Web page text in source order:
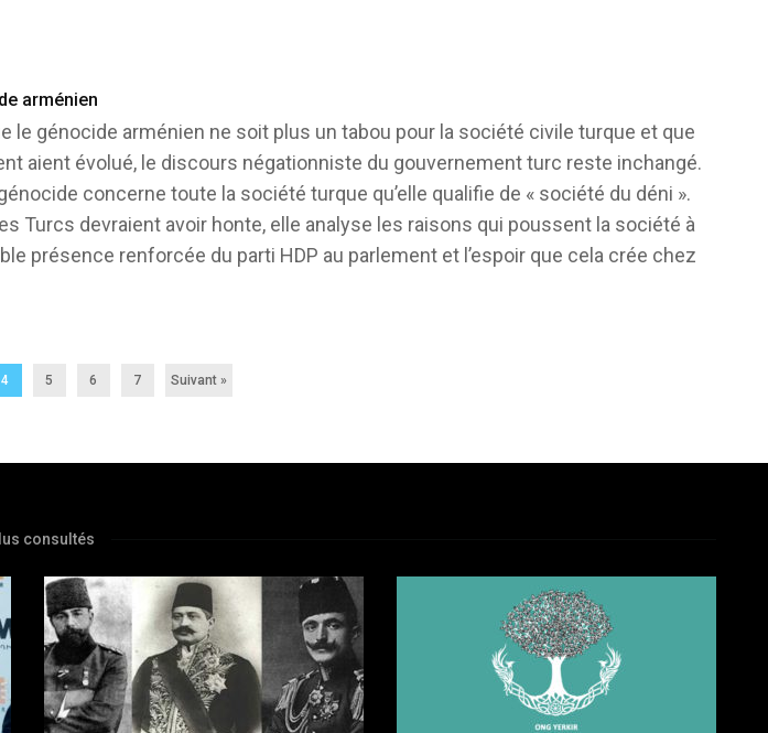
arménien
le génocide arménien ne soit plus un tabou pour la société civile turque et que
aient évolué, le discours négationniste du gouvernement turc reste inchangé.
concerne toute la société turque qu’elle qualifie de « société du déni ».
Turcs devraient avoir honte, elle analyse les raisons qui poussent la société à
présence renforcée du parti HDP au parlement et l’espoir que cela crée chez
4 5 6 7 Suivant »
consultés